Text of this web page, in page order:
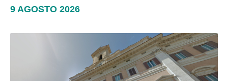
9 AGOSTO 2026